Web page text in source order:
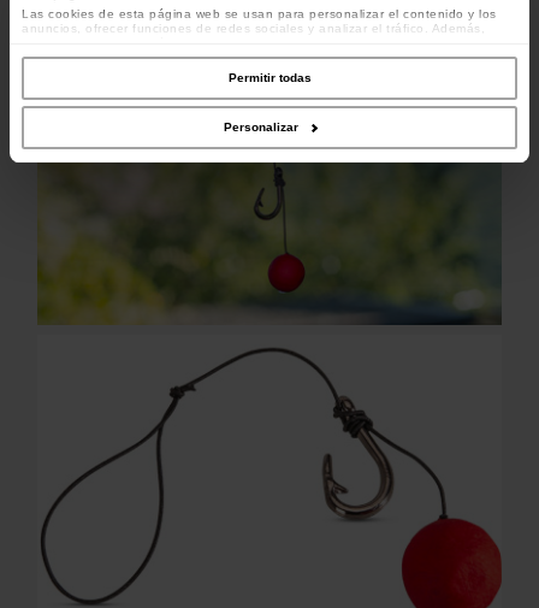
Las cookies de esta página web se usan para personalizar el contenido y los
anuncios, ofrecer funciones de redes sociales y analizar el tráfico. Además,
colaboradores de redes sociales, publicidad y análisis web, quienes pueden
combinarla con otra información que les haya proporcionado o que hayan
recopilado a partir del uso que haya hecho de sus servicios.
Permitir todas
Personalizar